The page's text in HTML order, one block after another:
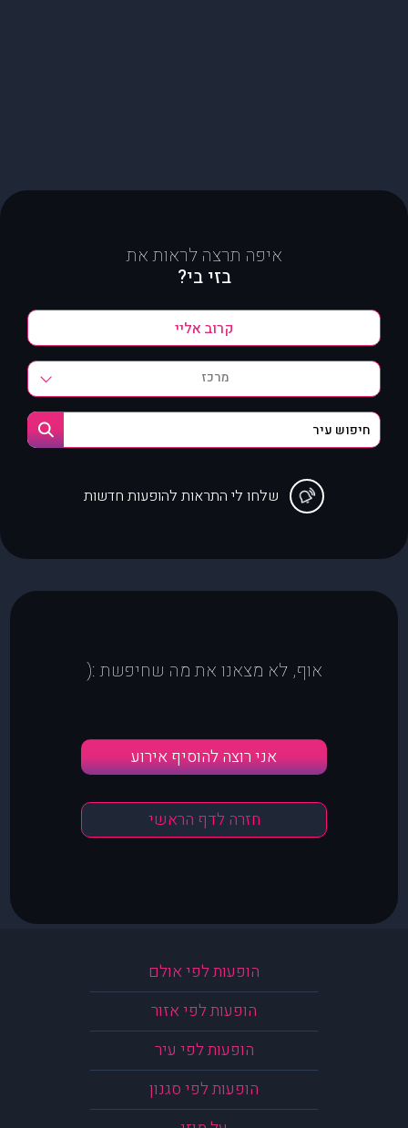
איפה תרצה לראות את
בזי בי?
מרכז
שלחו לי התראות להופעות חדשות
אוף, לא מצאנו את מה שחיפשת :(
אני רוצה להוסיף אירוע
חזרה לדף הראשי
הופעות לפי אולם
הופעות לפי אזור
הופעות לפי עיר
הופעות לפי סגנון